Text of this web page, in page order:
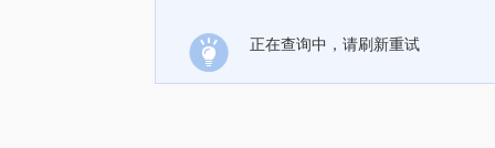
正在查询中，请刷新重试